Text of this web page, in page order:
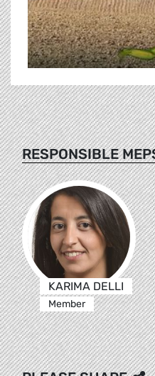
RESPONSIBLE
KARIMA DELLI
Member